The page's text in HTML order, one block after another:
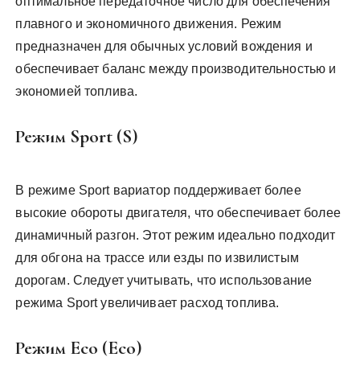
плавного и экономичного движения. Режим
предназначен для обычных условий вождения и
обеспечивает баланс между производительностью и
экономией топлива.
Режим Sport (S)
В режиме Sport вариатор поддерживает более
высокие обороты двигателя, что обеспечивает более
динамичный разгон. Этот режим идеально подходит
для обгона на трассе или езды по извилистым
дорогам. Следует учитывать, что использование
режима Sport увеличивает расход топлива.
Режим Eco (Eco)